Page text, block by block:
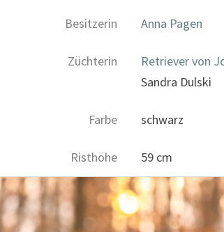
Besitzerin Anna Pagen
Züchterin
Retriever von
Sandra Dulski
Farbe schwarz
Risthöhe 59 cm